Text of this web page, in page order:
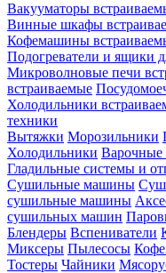
Вакууматоры
Винные шкафы
Кофемашины
Подогреватели и ящики
Микроволновые печи
встраиваемые
Холодильники
техники
Вытяжки Морозильники
Холодильники Варочные
Гладильные системы и
Сушильные машины
сушильные машины
сушильных машин
Блендеры Вспениватели
Миксеры Пылесосы
Тостеры Чайники